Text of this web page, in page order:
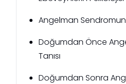
Angelman
Doğumdan Önce
Tanısı
Doğumdan Sonra